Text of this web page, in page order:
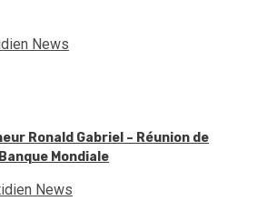
News
Ronald Gabriel – Réunion de
Mondiale
News